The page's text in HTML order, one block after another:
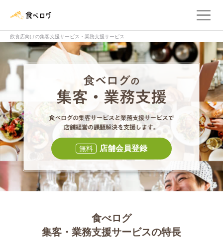
飲食店向けの集客支援サービス・業務支援サービス
食べログの集客
食べログの集
無料 店舗会員登録
食べログ
集客・業務支援サービスの特長